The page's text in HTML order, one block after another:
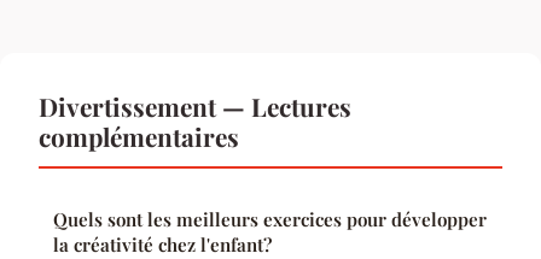
Divertissement — Lectures
complémentaires
Quels sont les meilleurs exercices pour développer
la créativité chez l'enfant?